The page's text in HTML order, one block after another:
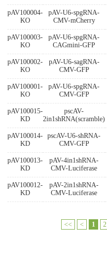
pAV100004-
KO
pAV-U6-spgRNA-
CMV-mCherry
pAV100003-
KO
pAV-U6-spgRNA-
CAGmini-GFP
pAV100002-
KO
pAV-U6-sagRNA-
CMV-GFP
pAV100001-
KO
pAV-U6-spgRNA-
CMV-GFP
pAV100015-
KD
pscAV-
2in1shRNA(scramble)
pAV100014-
KD
pscAV-U6-shRNA-
CMV-GFP
pAV100013-
KD
pAV-4in1shRNA-
CMV-Luciferase
pAV100012-
KD
pAV-2in1shRNA-
CMV-Luciferase
<< < 1 2